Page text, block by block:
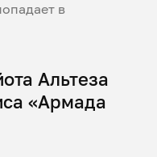
в
Альтеза
«Армада